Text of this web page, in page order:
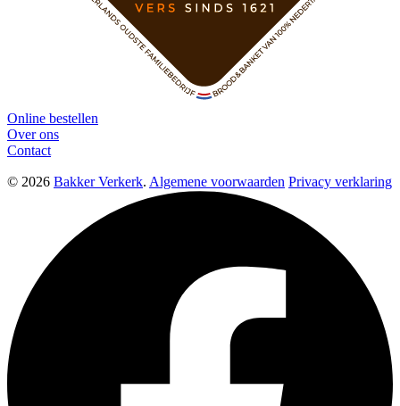
Online bestellen
Over ons
Contact
© 2026 Bakker Verkerk. Algemene voorwaarden Privacy verklaring